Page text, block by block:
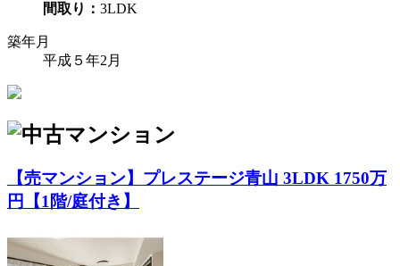
間取り： 3LDK
築年月
平成５年2月
【売マンション】プレステージ青山 3LDK 1750万
円【1階/庭付き】